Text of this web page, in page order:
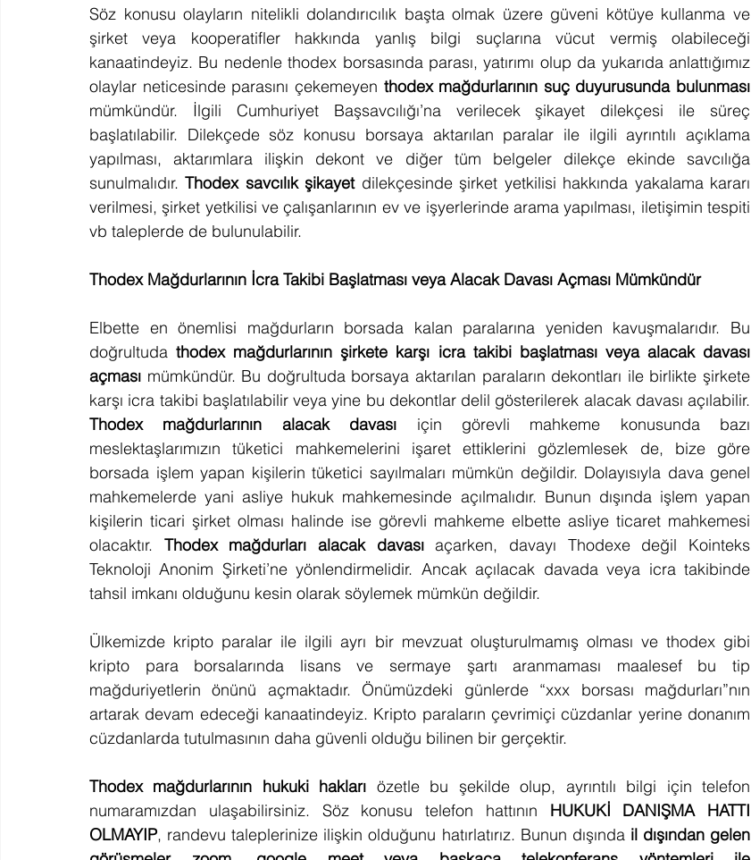
Söz konusu olayların nitelikli dolandırıcılık başta olmak üzere güveni kötüye kullanma ve
şirket veya kooperatifler hakkında yanlış bilgi suçlarına vücut vermiş olabileceği
kanaatindeyiz. Bu nedenle thodex borsasında parası, yatırımı olup da yukarıda anlattığımız
olaylar neticesinde parasını çekemeyen thodex mağdurlarının suç duyurusunda bulunması
mümkündür. İlgili Cumhuriyet Başsavcılığı’na verilecek şikayet dilekçesi ile süreç
başlatılabilir. Dilekçede söz konusu borsaya aktarılan paralar ile ilgili ayrıntılı açıklama
yapılması, aktarımlara ilişkin dekont ve diğer tüm belgeler dilekçe ekinde savcılığa
sunulmalıdır. Thodex savcılık şikayet dilekçesinde şirket yetkilisi hakkında yakalama kararı
verilmesi, şirket yetkilisi ve çalışanlarının ev ve işyerlerinde arama yapılması, iletişimin tespiti
vb taleplerde de bulunulabilir.
Thodex Mağdurlarının İcra Takibi Başlatması veya Alacak Davası Açması Mümkündür
Elbette en önemlisi mağdurların borsada kalan paralarına yeniden kavuşmalarıdır. Bu
doğrultuda thodex mağdurlarının şirkete karşı icra takibi başlatması veya alacak davası
açması mümkündür. Bu doğrultuda borsaya aktarılan paraların dekontları ile birlikte şirkete
Thodex mağdurlarının alacak davası için görevli mahkeme konusunda bazı
meslektaşlarımızın tüketici mahkemelerini işaret ettiklerini gözlemlesek de, bize göre
borsada işlem yapan kişilerin tüketici sayılmaları mümkün değildir. Dolayısıyla dava genel
mahkemelerde yani asliye hukuk mahkemesinde açılmalıdır. Bunun dışında işlem yapan
kişilerin ticari şirket olması halinde ise görevli mahkeme elbette asliye ticaret mahkemesi
olacaktır. Thodex mağdurları alacak davası açarken, davayı Thodexe değil Kointeks
Teknoloji Anonim Şirketi’ne yönlendirmelidir. Ancak açılacak davada veya icra takibinde
tahsil imkanı olduğunu kesin olarak söylemek mümkün değildir.
Ülkemizde kripto paralar ile ilgili ayrı bir mevzuat oluşturulmamış olması ve thodex gibi
kripto para borsalarında lisans ve sermaye şartı aranmaması maalesef bu tip
mağduriyetlerin önünü açmaktadır. Önümüzdeki günlerde “xxx borsası mağdurları”nın
artarak devam edeceği kanaatindeyiz. Kripto paraların çevrimiçi cüzdanlar yerine donanım
cüzdanlarda tutulmasının daha güvenli olduğu bilinen bir gerçektir.
Thodex mağdurlarının hukuki hakları özetle bu şekilde olup, ayrıntılı bilgi için telefon
numaramızdan ulaşabilirsiniz. Söz konusu telefon hattının HUKUKİ DANIŞMA HATTI
OLMAYIP, randevu taleplerinize ilişkin olduğunu hatırlatırız. Bunun dışında il dışından gelen